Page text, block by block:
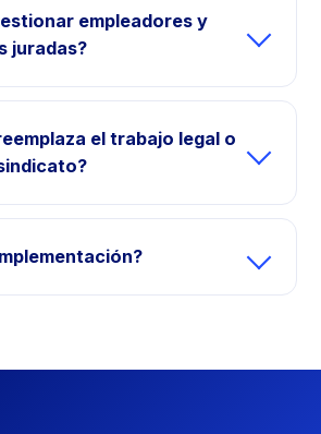
empleadores y
juradas?
el trabajo legal o